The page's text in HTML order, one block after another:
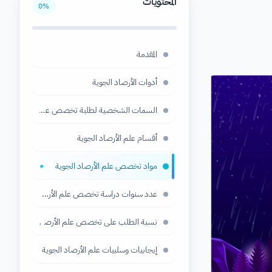
0%
المقدمة
أدوات الأرصاد الجوية
السمات الشخصية لطلبة تخصص علم الأرصاد
أقسام علم الأرصاد الجوية
مواد تخصص علم الأرصاد الجوية ●
عدد سنوات دراسة تخصص علم الأرصاد الجوية
نسبة الطلب على تخصص علم الأرصاد الجوية
إيجابيات وسلبيات علم الأرصاد الجوية